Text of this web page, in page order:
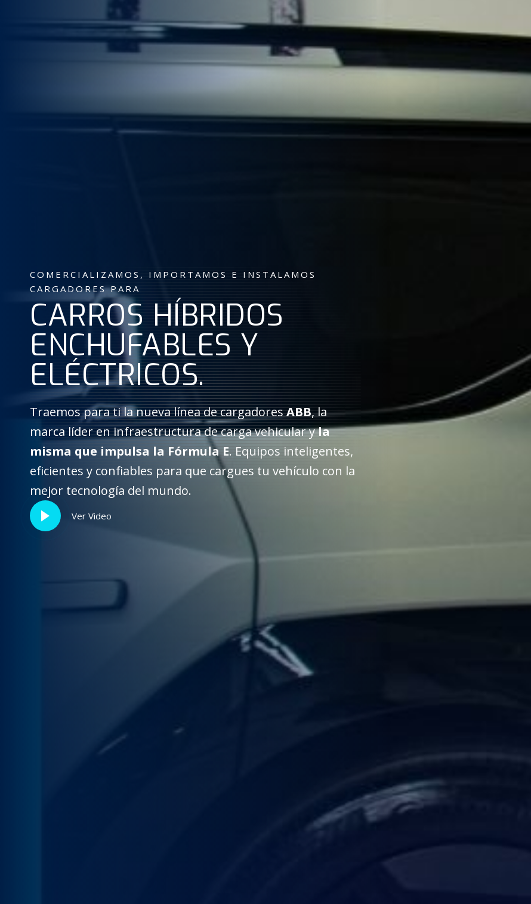
COMERCIALIZAMOS, IMPORTAMOS E INSTALAMOS
CARGADORES PARA
CARROS HÍBRIDOS
ENCHUFABLES Y
ELÉCTRICOS.
Traemos para ti la nueva línea de cargadoresABB, la
marca líder en infraestructura de carga vehicular yla
misma que impulsa la Fórmula E. Equipos inteligentes,
eficientes y confiables para que cargues tu vehículo con la
mejor tecnología del mundo.
Ver Video